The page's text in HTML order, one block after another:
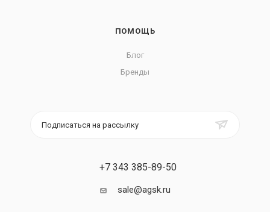
ПОМОЩЬ
Блог
Бренды
Подписаться на рассылку
+7 343 385-89-50
sale@agsk.ru